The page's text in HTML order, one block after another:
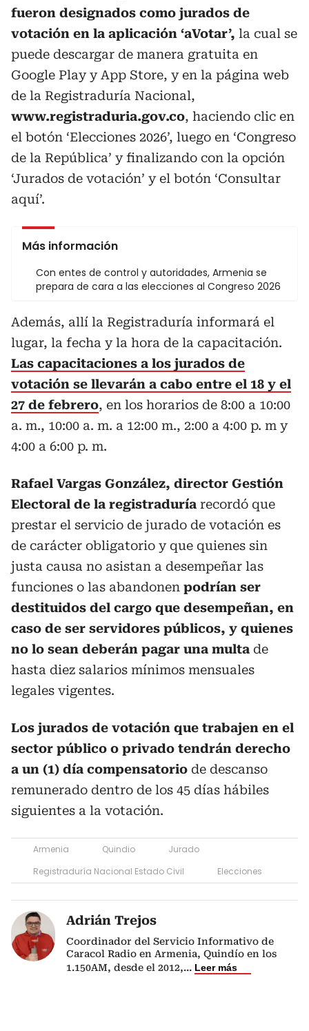
fueron designados como jurados de
votación en la aplicación ‘aVotar’, la cual se
puede descargar de manera gratuita en
Google Play y App Store, y en la página web
de la Registraduría Nacional,
www.registraduria.gov.co, haciendo clic en
el botón ‘Elecciones 2026’, luego en ‘Congreso
de la República’ y finalizando con la opción
‘Jurados de votación’ y el botón ‘Consultar
aquí’.
Más información
Con entes de control y autoridades, Armenia se
prepara de cara a las elecciones al Congreso 2026
Además, allí la Registraduría informará el
lugar, la fecha y la hora de la capacitación.
Las capacitaciones a los jurados de
votación se llevarán a cabo entre el 18 y el
27 de febrero, en los horarios de 8:00 a 10:00
a. m., 10:00 a. m. a 12:00 m., 2:00 a 4:00 p. m y
4:00 a 6:00 p. m.
Rafael Vargas González, director Gestión
Electoral de la registraduría recordó que
prestar el servicio de jurado de votación es
de carácter obligatorio y que quienes sin
justa causa no asistan a desempeñar las
funciones o las abandonen podrían ser
destituidos del cargo que desempeñan, en
caso de ser servidores públicos, y quienes
no lo sean deberán pagar una multa de
hasta diez salarios mínimos mensuales
legales vigentes.
Los jurados de votación que trabajen en el
sector público o privado tendrán derecho
a un (1) día compensatorio de descanso
remunerado dentro de los 45 días hábiles
siguientes a la votación.
Armenia Quindio
Jurado
Registraduría Nacional Estado Civil
Elecciones
Adrián Trejos
Coordinador del Servicio Informativo de
Caracol Radio en Armenia, Quindío en los
1.150AM, desde el 2012,... Leer más